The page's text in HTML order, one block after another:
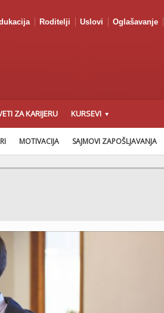
Roditelji Uslovi Oglašavanje
ZA KARIJERU KURSEVI
MOTIVACIJA SAJMOVI ZAPOŠLJAVANJA